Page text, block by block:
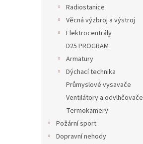
Radiostanice
Věcná výzbroj a výstroj
Elektrocentrály
D25 PROGRAM
Armatury
Dýchací technika
Průmyslové vysavače
Ventilátory a odvlhčovače
Termokamery
Požární sport
Dopravní nehody